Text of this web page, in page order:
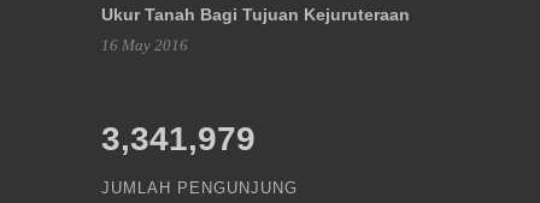
Ukur Tanah Bagi Tujuan Kejuruteraan
16 May 2016
3,341,979
JUMLAH PENGUNJUNG